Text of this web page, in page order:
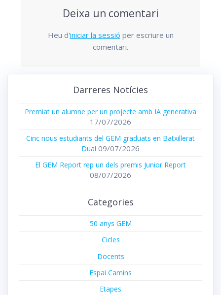
Deixa un comentari
Heu d'iniciar la sessió per escriure un
comentari.
Darreres Notícies
Premiat un alumne per un projecte amb IA generativa
17/07/2026
Cinc nous estudiants del GEM graduats en Batxillerat
Dual 09/07/2026
El GEM Report rep un dels premis Junior Report
08/07/2026
Categories
50 anys GEM
Cicles
Docents
Espai Camins
Etapes